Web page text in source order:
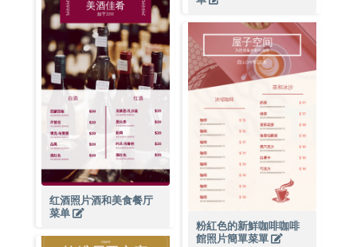
红酒照片酒和美食餐厅
菜单
粉紅色的新鮮咖啡咖啡
館照片簡單菜單